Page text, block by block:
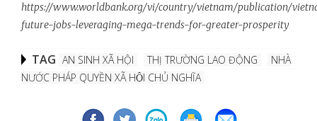
https://www.worldbank.org/vi/country/vietnam/publication/
future-jobs-leveraging-mega-trends-for-greater-prosperity
TAG AN SINH XÃ HỘI THỊ TRƯỜNG LAO ĐỘNG
NHÀ
NƯỚC PHÁP QUYỀN XÃ HỘI CHỦ NGHĨA